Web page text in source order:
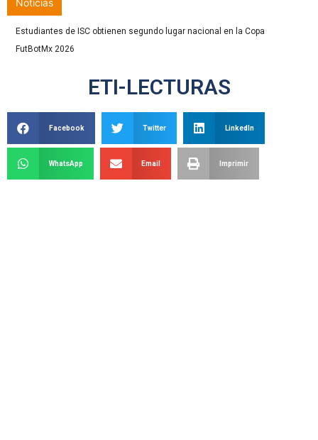
Noticias
Estudiantes de ISC obtienen segundo lugar nacional en la Copa
FutBotMx 2026
ETI-LECTURAS
Facebook Twitter LinkedIn
WhatsApp Email Imprimir